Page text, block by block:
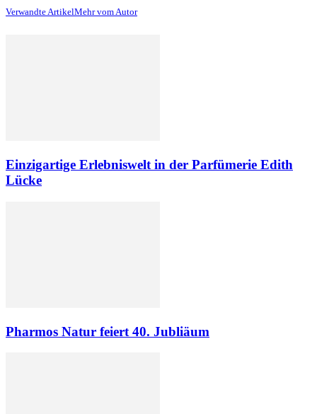
Verwandte ArtikelMehr vom Autor
Einzigartige Erlebniswelt in der Parfümerie Edith
Lücke
Pharmos Natur feiert 40. Jubliäum